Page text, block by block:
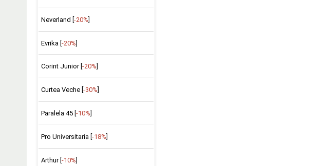
Neverland [-20%]
Evrika [-20%]
Corint Junior [ -20%
Curtea Veche [ -30%
Paralela 45 [ -10%
Pro Universitaria [ -18%
Arthur [ -10%